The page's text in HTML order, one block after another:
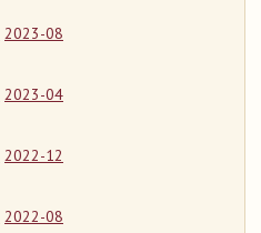
2023-08
2023-04
2022-12
2022-08